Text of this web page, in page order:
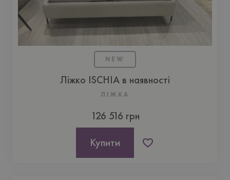
NEW
Ліжко ISCHIA в наявності
ЛІЖКА
126 516 грн
Купити